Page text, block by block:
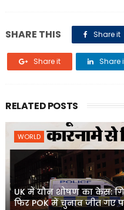
SHARE THIS Share it
Share it Share
RELATED POSTS
WORLD
UK में यौन शोषण का केस:
फिर POK में चुनाव जीत गए